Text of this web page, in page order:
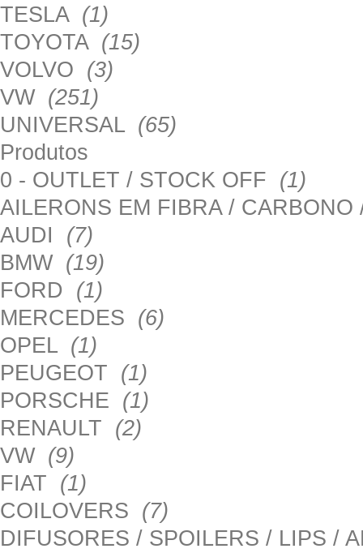
TESLA (1)
TOYOTA (15)
VOLVO (3)
VW (251)
UNIVERSAL (65)
Produtos
0 - OUTLET / STOCK OFF (1)
AILERONS EM FIBRA /
AUDI (7)
BMW (19)
FORD (1)
MERCEDES (6)
OPEL (1)
PEUGEOT (1)
PORSCHE (1)
RENAULT (2)
VW (9)
FIAT (1)
COILOVERS (7)
DIFUSORES / SPOILERS / LIPS /